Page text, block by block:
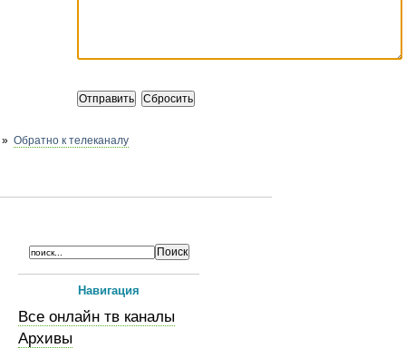
» Обратно к телеканалу
Навигация
Все онлайн тв каналы
Архивы